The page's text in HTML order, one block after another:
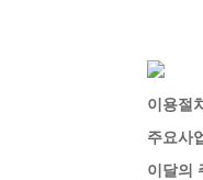
이용절
주요사
이달의